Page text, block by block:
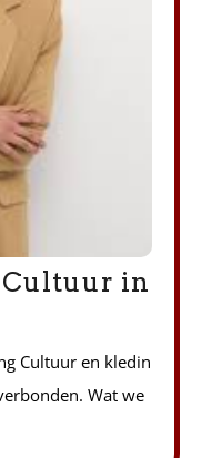
Cultuur in
Cultuur en kledin
Wat we